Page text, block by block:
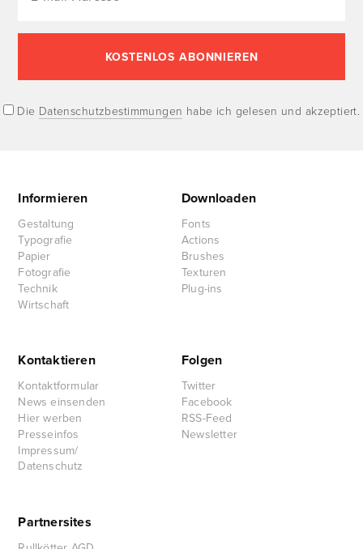
Die Datenschutzbestimmungen habe ich gelesen und akzeptiert.
Informieren
Gestaltung
Typografie
Papier
Fotografie
Technik
Wirtschaft
Downloaden
Fonts
Actions
Brushes
Texturen
Plug-ins
Kontaktieren
Kontaktformular
News einsenden
Hier werben
Presseinfos
Impressum/
Datenschutz
Folgen
Twitter
Facebook
RSS-Feed
Newsletter
Partnersites